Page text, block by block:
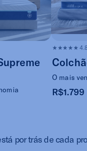
★★★★★ 4.8
O mais
R$1.799
por trás de cada